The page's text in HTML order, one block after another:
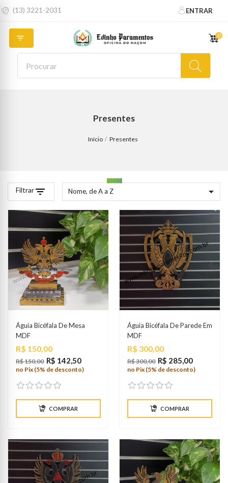
(13) 3221-2031 ENTRAR
 0
Presentes
Início Presentes
Filtrarfilter_list Nome, de A a Z 
Águia Bicéfala De Mesa
MDF
Preço
R$ 150,00
R$ 150,00 R$ 142,50
no Pix (5% de desconto)
COMPRAR
Águia Bicéfala De Parede Em
MDF
Preço
R$ 300,00
R$ 300,00 R$ 285,00
no Pix (5% de desconto)
COMPRAR